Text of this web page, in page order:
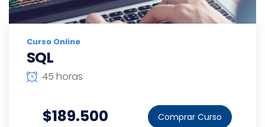
Curso Online
SQL
45 horas
$189.500 Comprar Curso